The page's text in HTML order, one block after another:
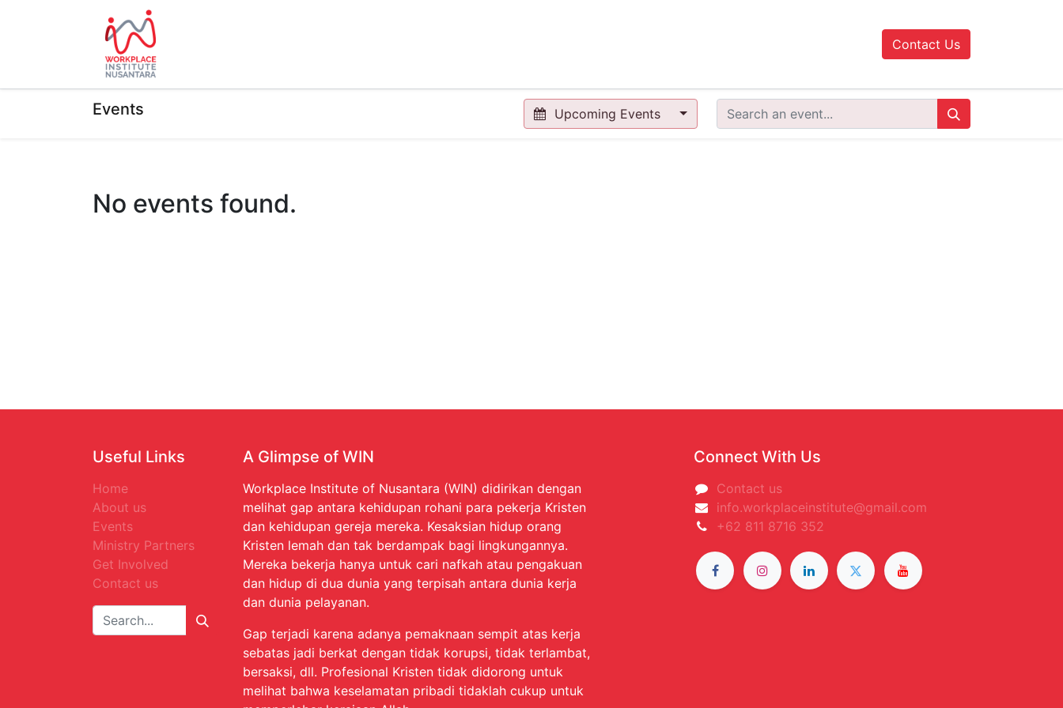
Contact Us
Events Upcoming Events
No events found.
Useful Links
Home
About us
Events
Ministry Partners
Get Involved
Contact us
A Glimpse of WIN
Workplace Institute of Nusantara (WIN) didirikan dengan
melihat gap antara kehidupan rohani para pekerja Kristen
dan kehidupan gereja mereka. Kesaksian hidup orang
Kristen lemah dan tak berdampak bagi lingkungannya.
Mereka bekerja hanya untuk cari nafkah atau pengakuan
dan hidup di dua dunia yang terpisah antara dunia kerja
dan dunia pelayanan.
Gap terjadi karena adanya pemaknaan sempit atas kerja
sebatas jadi berkat dengan tidak korupsi, tidak terlambat,
bersaksi, dll. Profesional Kristen tidak didorong untuk
melihat bahwa keselamatan pribadi tidaklah cukup untuk
Connect With Us
Contact us
info.workplaceinstitute@gmail.com
+62 811 8716 352